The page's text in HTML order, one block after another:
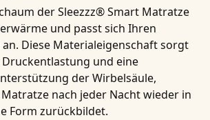
der Sleezzz® Smart Matratze
und passt sich Ihren
Diese Materialeigenschaft sorgt
und eine
der Wirbelsäule,
nach jeder Nacht wieder in
Form zurückbildet.